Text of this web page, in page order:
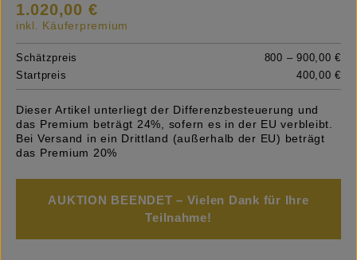
1.020,00 €
inkl. Käuferpremium
Schätzpreis
800 – 900,00 €
Startpreis
400,00 €
Dieser Artikel unterliegt der Differenzbesteuerung und
das Premium beträgt 24%, sofern es in der EU verbleibt.
Bei Versand in ein Drittland (außerhalb der EU) beträgt
das Premium 20%
AUKTION BEENDET – Vielen Dank für Ihre
Teilnahme!